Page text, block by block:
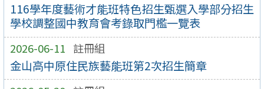
116學年度藝術才能班特色招生甄選入學部分招生
學校調整國中教育會考錄取門檻一覽表
2026-06-11 註冊組
金山高中原住民族藝能班第2次招生簡章